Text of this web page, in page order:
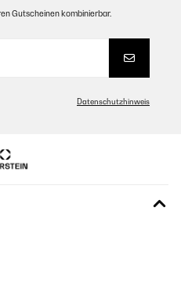
Gutscheinen kombinierbar.
Datenschutzhinweis